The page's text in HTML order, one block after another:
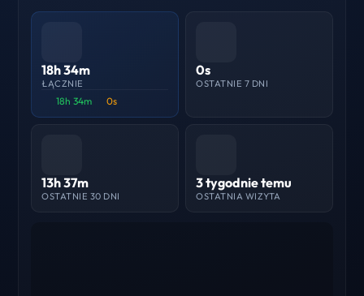
18h 34m
ŁĄCZNIE
18h 34m 0s
0s
OSTATNIE 7 DNI
13h 37m
OSTATNIE 30 DNI
3 tygodnie temu
OSTATNIA WIZYTA